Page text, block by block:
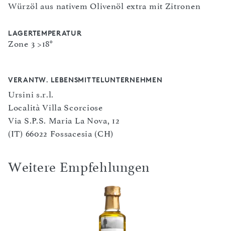
Würzöl aus nativem Olivenöl extra mit Zitronen
LAGERTEMPERATUR
Zone 3 >18°
VERANTW. LEBENSMITTELUNTERNEHMEN
Ursini s.r.l.
Località Villa Scorciose
Via S.P.S. Maria La Nova, 12
(IT) 66022 Fossacesia (CH)
Weitere Empfehlungen